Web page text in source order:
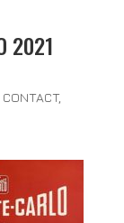
2021
CONTACT,